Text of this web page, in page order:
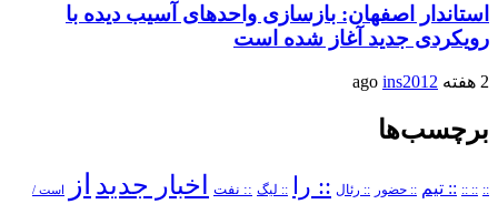
استاندار اصفهان: بازسازی واحدهای آسیب دیده با
رویکردی جدید آغاز شده است
2 هفته ago ins2012
برچسب‌ها
::
:: :: :: تیم :: حضور :: رئال :: را :: لیگ :: نفت اخبار جدید از است /